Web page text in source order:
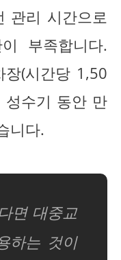
관리 시간으로
부족합니다.
장(시간당 1,50
수기 동안 만
니다.
면 대중교
하는 것이